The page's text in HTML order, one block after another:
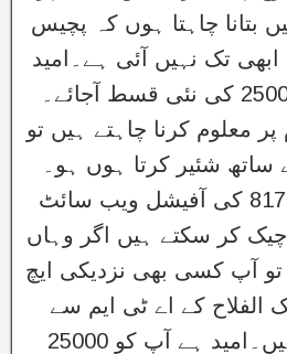
بتانا چاہتا ہوں کہ پچیس
تک نہیں آئی ہے۔امید
ہے کہ بہت جلد 25000 کی نئی قسط آجائے۔
پر معلوم کرنا چاہتے ہیں تو
شئیر کرتا ہوں ہو۔
احساس پروگرام 8171 کی آفیشل ویب سائٹ
چیک کر سکتے ہیں اگر وہاں
تو آپ کسی بھی نزدیکی ایچ
الفلاح کے اے ٹی ایم سے
معلوم کر سکتے ہیں۔امید ہے آپ کو 25000